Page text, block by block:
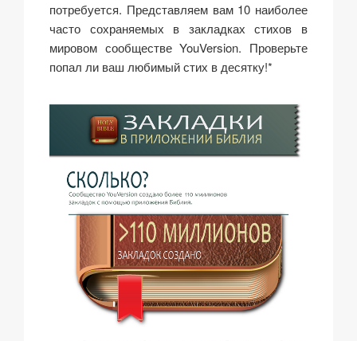
потребуется. Представляем вам 10 наиболее
часто сохраняемых в закладках стихов в
мировом сообществе YouVersion. Проверьте
попал ли ваш любимый стих в десятку!*